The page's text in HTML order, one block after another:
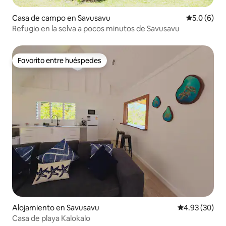
Casa de campo en Savusavu
5.0 (6)
Refugio en la selva a pocos minutos de Savusavu
Favorito entre huéspedes
Favorito entre huéspedes
Alojamiento en Savusavu Calificación
4.93 (30)
Casa de playa Kalokalo